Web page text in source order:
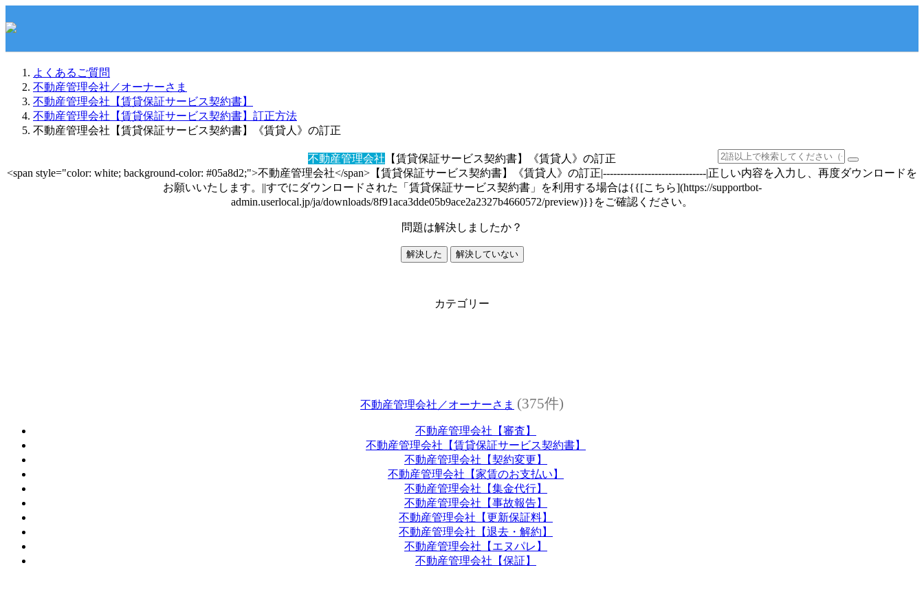
よくあるご質問
不動産管理会社／オーナーさま
不動産管理会社【賃貸保証サービス契約書】
不動産管理会社【賃貸保証サービス契約書】訂正方法
不動産管理会社【賃貸保証サービス契約書】《賃貸人》の訂正
不動産管理会社 【賃貸保証サービス契約書】《賃貸人》の訂正
<span style="color: white; background-color: #05a8d2;">不動産管理会社</span>【賃貸保証サービス契約書】《賃貸人》の訂正|------------------------------|正しい内容を入力し、再度ダウンロードを
お願いいたします。||すでにダウンロードされた「賃貸保証サービス契約書」を利用する場合は{{[こちら](https://supportbot-
admin.userlocal.jp/ja/downloads/8f91aca3dde05b9ace2a2327b4660572/preview)}}をご確認ください。
問題は解決しましたか？
解決した 解決していない
カテゴリー
不動産管理会社／オーナーさま (375件)
不動産管理会社【審査】
不動産管理会社【賃貸保証サービス契約書】
不動産管理会社【契約変更】
不動産管理会社【家賃のお支払い】
不動産管理会社【集金代行】
不動産管理会社【事故報告】
不動産管理会社【更新保証料】
不動産管理会社【退去・解約】
不動産管理会社【エヌパレ】
不動産管理会社【保証】